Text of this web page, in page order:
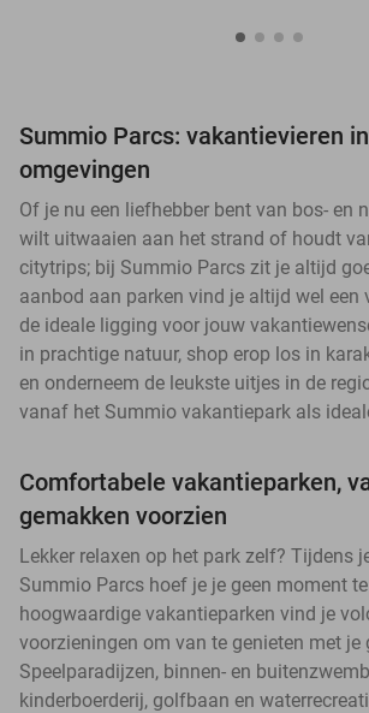
Summio Parcs: vakantievieren
omgevingen
Of je nu een liefhebber bent van bos- en
wilt uitwaaien aan het strand of houdt
citytrips; bij Summio Parcs zit je altijd
aanbod aan parken vind je altijd wel een
de ideale ligging voor jouw
in prachtige natuur, shop erop los in
en onderneem de leukste uitjes in de
vanaf het Summio vakantiepark als
Comfortabele vakantieparken,
gemakken voorzien
Lekker relaxen op het park zelf? Tijdens
Summio Parcs hoef je je geen moment
hoogwaardige vakantieparken vind je
voorzieningen om van te genieten met je
Speelparadijzen, binnen- en
kinderboerderij, golfbaan en